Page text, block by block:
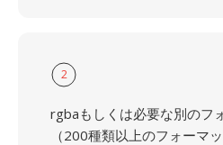
2
rgbaもしくは必要な別のフ
（200種類以上のフォーマ